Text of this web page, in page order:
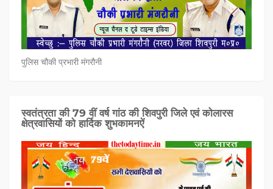
पुलिस चौकी प्रभारी मंगरौनी
स्वतंत्रता की 79 वीं वर्ष गांठ की शिवपुरी जिले एवं कोलारस
क्षेत्रवासियों को हार्दिक शुभकामनऐं